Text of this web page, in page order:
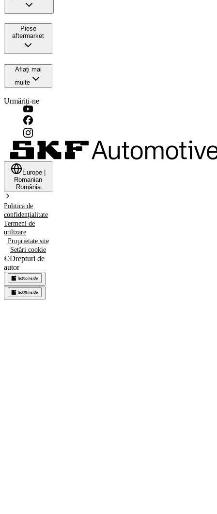
Piese
aftermarket
Aflați mai
multe
Urmăriți-ne
Europe
Romanian
România
Politica de
confidențialitate
Termeni de
utilizare
Proprietate site
Setări cookie
©Drepturi de
autor